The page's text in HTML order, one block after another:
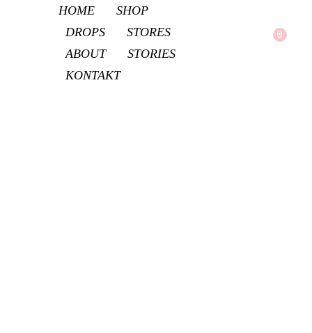
HOME
SHOP
DROPS
STORES
ABOUT
STORIES
KONTAKT
0
LE GOLD APPAREL | Kostenloser Versand ab 150€ Bestellwert innerhalb Deutschlands